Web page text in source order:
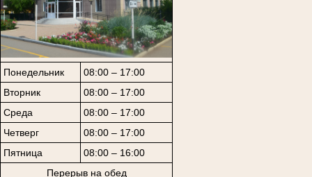
Понедельник
08:00 – 17:00
Вторник
08:00 – 17:00
Среда
08:00 – 17:00
Четверг
08:00 – 17:00
Пятница
08:00 – 16:00
Перерыв на обед